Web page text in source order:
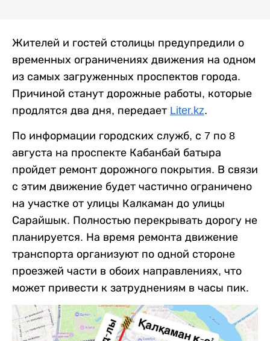
Жителей и гостей столицы предупредили о
временных ограничениях движения на одном
из самых загруженных проспектов города.
Причиной станут дорожные работы, которые
продлятся два дня, передает Liter.kz.
По информации городских служб, с 7 по 8
августа на проспекте Кабанбай батыра
пройдет ремонт дорожного покрытия. В связи
с этим движение будет частично ограничено
на участке от улицы Калкаман до улицы
Сарайшык. Полностью перекрывать дорогу не
планируется. На время ремонта движение
транспорта организуют по одной стороне
проезжей части в обоих направлениях, что
может привести к затруднениям в часы пик.